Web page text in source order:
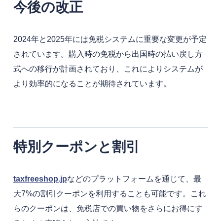
今後の改正
2024年と2025年には免税システムに重要な変更が予定
されています。購入時の免税から出国時の払い戻し方
式への移行が計画されており、これによりシステムが
より効率的になることが期待されています。
特別クーポンと割引
taxfreeshop.jpなどのプラットフォームを通じて、最
大7%の割引クーポンを利用することも可能です。これ
らのクーポンは、免税店での買い物をさらにお得にす